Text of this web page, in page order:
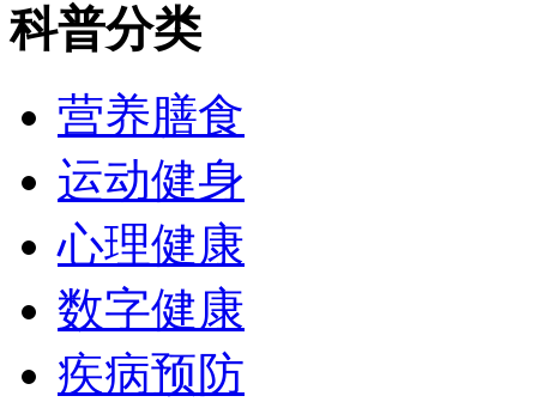
科普分类
营养膳食
运动健身
心理健康
数字健康
疾病预防